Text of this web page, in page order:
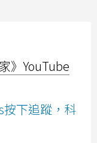
》YouTube
按下追蹤，科